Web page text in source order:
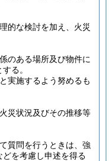
的な検討を加え、火災
のある場所及び物件に
る。
実施するよう努めるも
災状況及びその推移等
質問を行うときは、強
を考慮し申述を得る